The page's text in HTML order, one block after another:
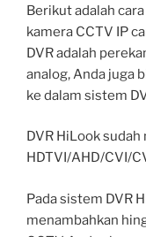
Berikut adalah
kamera CCTV IP
DVR adalah
analog, Anda juga
ke dalam sistem
DVR HiLook
HDTVI/AHD/CVI/
Pada sistem DVR
menambahkan